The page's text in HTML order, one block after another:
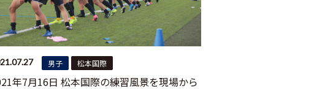
男子 松本国際
年7月16日 松本国際の練習風景を現場から